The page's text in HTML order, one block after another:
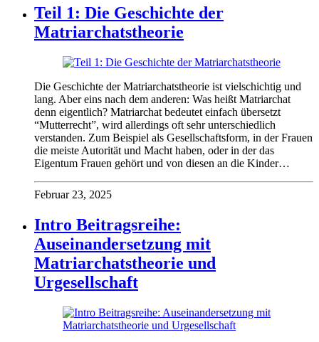
Teil 1: Die Geschichte der
Matriarchatstheorie
Die Geschichte der Matriarchatstheorie ist vielschichtig und
lang. Aber eins nach dem anderen: Was heißt Matriarchat
denn eigentlich? Matriarchat bedeutet einfach übersetzt
“Mutterrecht”, wird allerdings oft sehr unterschiedlich
verstanden. Zum Beispiel als Gesellschaftsform, in der Frauen
die meiste Autorität und Macht haben, oder in der das
Eigentum Frauen gehört und von diesen an die Kinder…
Februar 23, 2025
Intro Beitragsreihe:
Auseinandersetzung mit
Matriarchatstheorie und
Urgesellschaft